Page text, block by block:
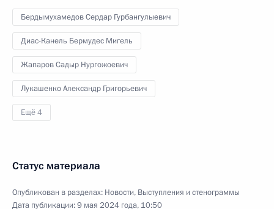
Бердымухамедов Сердар Гурбангулыевич
Диас-Канель Бермудес Мигель
Жапаров Садыр Нургожоевич
Лукашенко Александр Григорьевич
Ещё 4
Статус материала
Опубликован в разделах: Новости, Выступления и стенограммы
Дата публикации:9 мая 2024 года, 10:50